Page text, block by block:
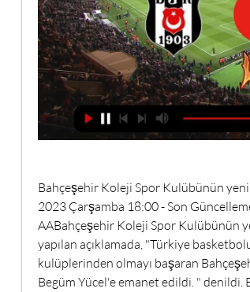
Bahçeşehir Koleji Spor Kulübünün
2023 Çarşamba 18:00 - Son
AABahçeşehir Koleji Spor Kulübünün
yapılan açıklamada, "Türkiye
kulüplerinden olmayı başaran
Begüm Yücel'e emanet edildi. " denildi.